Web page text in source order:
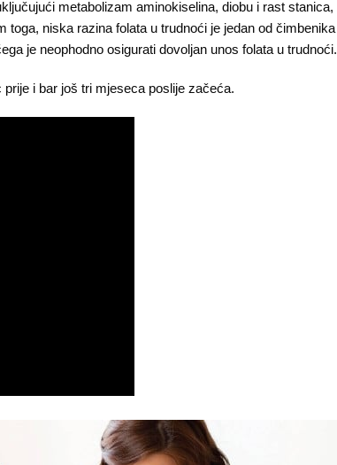
metabolizam aminokiselina, diobu i rast stanica,
niska razina folata u trudnoći je jedan od čimbenika
je neophodno osigurati dovoljan unos folata u trudnoći.
prije i bar još tri mjeseca poslije začeća.